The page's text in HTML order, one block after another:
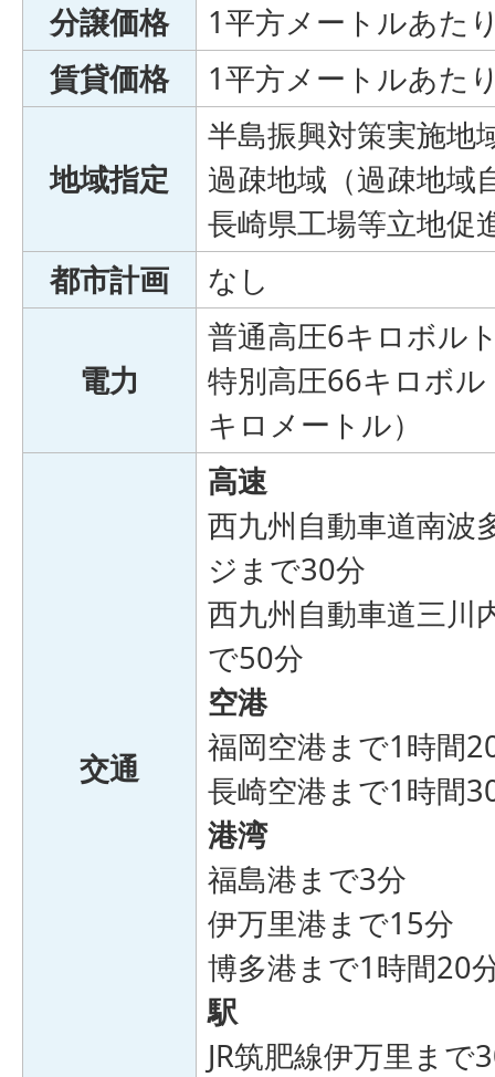
分譲価格
1平方メートルあた
賃貸価格
1平方メートルあた
地域指定
半島振興対策実施地
過疎地域（過疎地域
長崎県工場等立地促
都市計画
なし
電力
普通高圧6キロボル
特別高圧66キロボ
キロメートル）
交通
高速
西九州自動車道南波
ジまで30分
西九州自動車道三川
で50分
空港
福岡空港まで1時間
長崎空港まで1時間
港湾
福島港まで3分
伊万里港まで15分
博多港まで1時間20
駅
JR筑肥線伊万里まで